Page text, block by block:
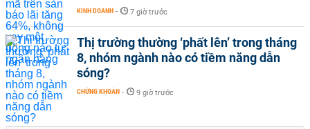
KINH DOANH - 7 giờ trước
Thị trường thường ‘phất lên’ trong tháng
8, nhóm ngành nào có tiềm năng dẫn
sóng?
CHỨNG KHOÁN - 9 giờ trước